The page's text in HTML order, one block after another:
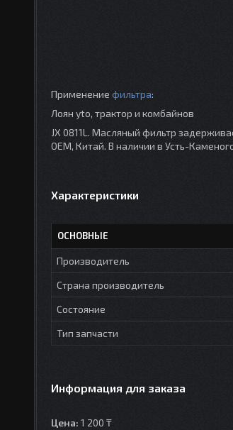
Применение фильтра:
Лоян yto, трактор и комбайнов
JX 0811L. Масляный фильтр
OEM, Китай. В наличии в Усть-
Характеристики
ОСНОВНЫЕ
Производитель
Страна производитель
Состояние
Тип запчасти
Информация для заказа
Цена: 1 200 ₸